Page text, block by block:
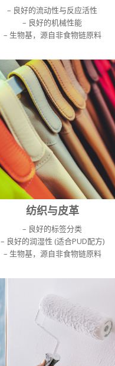
– 良好的流动性与反应活性
– 良好的机械性能
– 生物基，源自非食物链原料
纺织与皮革
– 良好的标签分类
– 良好的润湿性 (适合PUD配方)
– 生物基，源自非食物链原料